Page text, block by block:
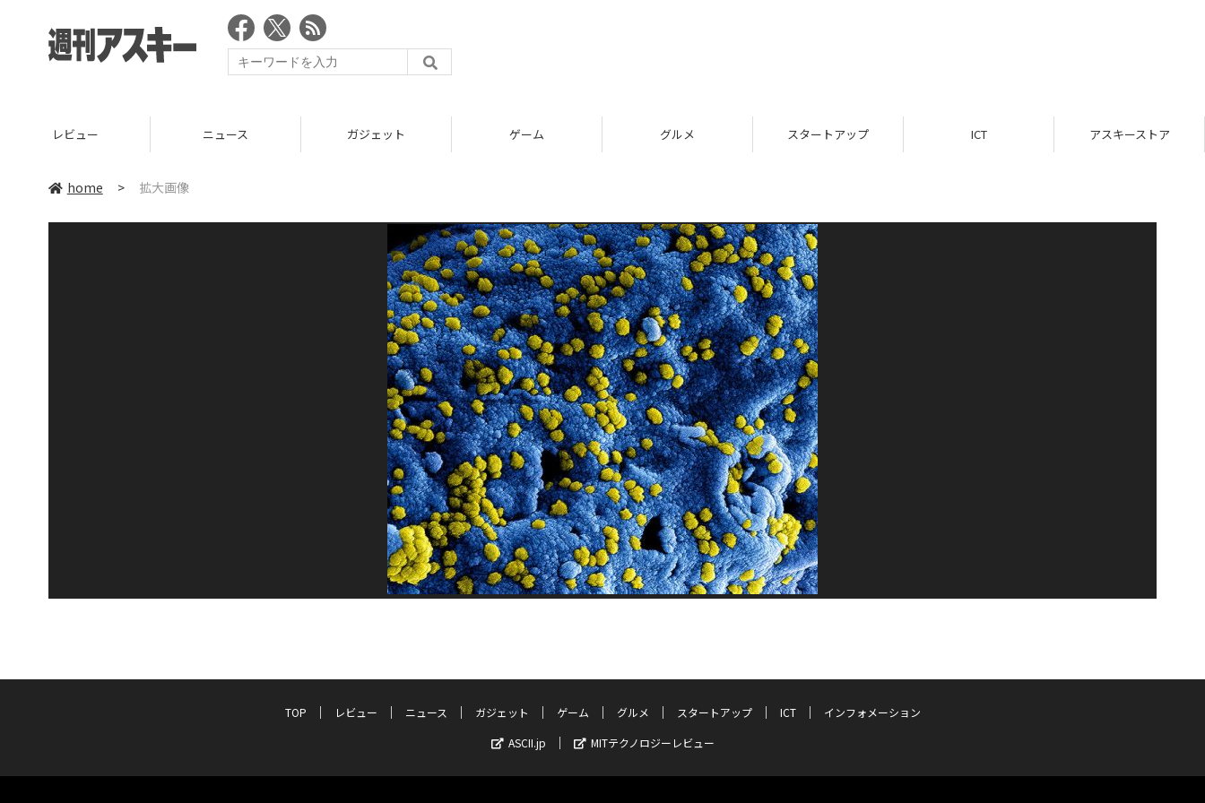
レビュー ニュース ガジェット ゲーム グルメ スタートアップ ICT アスキーストア
home > 拡大画像
TOP レビュー ニュース ガジェット ゲーム グルメ スタートアップ ICT
インフォメーション
ASCII.jp
MITテクノロジーレビュー